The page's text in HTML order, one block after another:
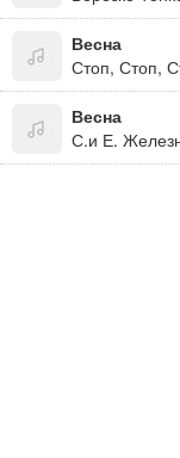
Весна
Стоп, Стоп,
Весна
С.и Е.